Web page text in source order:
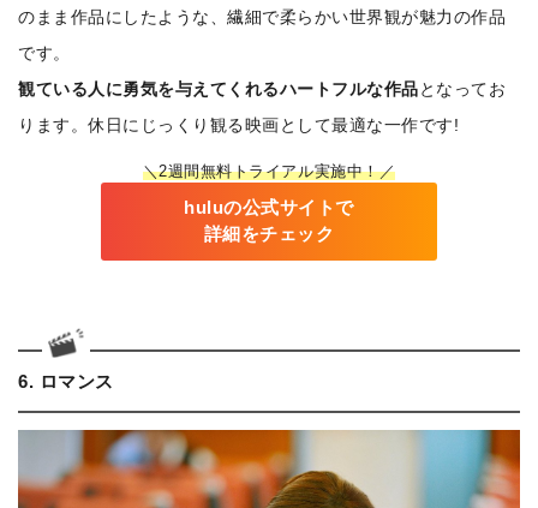
のまま作品にしたような、繊細で柔らかい世界観が魅力の作品
です。
観ている人に勇気を与えてくれるハートフルな作品となってお
ります。休日にじっくり観る映画として最適な一作です!
＼2週間無料トライアル実施中！／
huluの公式サイトで
詳細をチェック
6. ロマンス